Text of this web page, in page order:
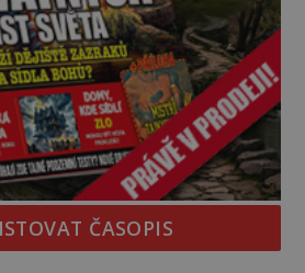
ČASOPIS